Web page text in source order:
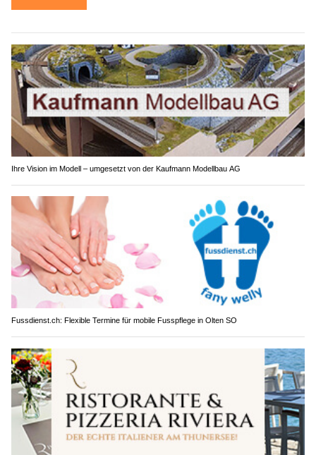
Ihre Vision im Modell – umgesetzt von der Kaufmann Modellbau AG
Fussdienst.ch: Flexible Termine für mobile Fusspflege in Olten SO